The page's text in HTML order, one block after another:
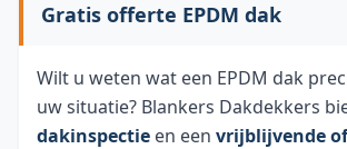
Gratis offerte EPDM dak
Wilt u weten wat een EPDM dak
uw situatie? Blankers Dakdekkers
dakinspectie en een vrijblijvende